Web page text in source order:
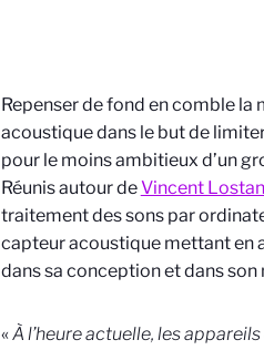
Repenser de fond en comble
acoustique dans le but de
pour le moins ambitieux d’un
Réunis autour deVincent
traitement des sons par
capteur acoustique mettant en
dans sa conception et dans
«À l’heure actuelle, les